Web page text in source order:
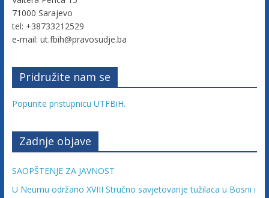
F
e
d
e
r
a
71000 Sarajevo
tel: +38733212529
e-mail: ut.fbih@pravosudje.ba
Pridružite nam se
Popunite pristupnicu UTFBiH.
Zadnje objave
SAOPŠTENJE ZA JAVNOST
U Neumu održano XVIII Stručno savjetovanje tužilaca u Bosni i